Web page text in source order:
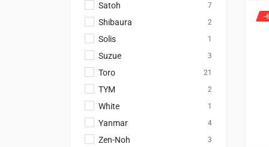
Satoh 7
Shibaura 2
Solis 1
Suzue 3
Toro 21
TYM 2
White 1
Yanmar 4
Zen-Noh 3
-